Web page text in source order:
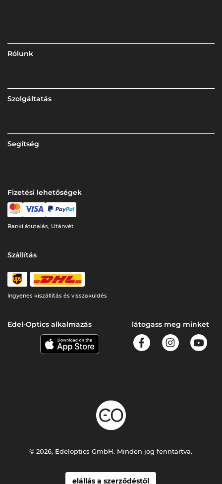
Rólunk
Szolgáltatás
Segítség
Fizetési lehetőségek
Banki átutalás, Utánvét
Szállítás
Ingyenes kiszállítás és visszaküldés
Edel-Optics alkalmazás látogass meg minket
elállás a szerződéstől
© 2026, Edeloptics GmbH. Minden jog fenntartva.